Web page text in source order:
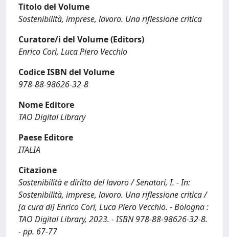
Titolo del Volume
Sostenibilità, imprese, lavoro. Una riflessione critica
Curatore/i del Volume (Editors)
Enrico Cori, Luca Piero Vecchio
Codice ISBN del Volume
978-88-98626-32-8
Nome Editore
TAO Digital Library
Paese Editore
ITALIA
Citazione
Sostenibilità e diritto del lavoro / Senatori, I. - In:
Sostenibilità, imprese, lavoro. Una riflessione critica /
[a cura di] Enrico Cori, Luca Piero Vecchio. - Bologna :
TAO Digital Library, 2023. - ISBN 978-88-98626-32-8.
- pp. 67-77